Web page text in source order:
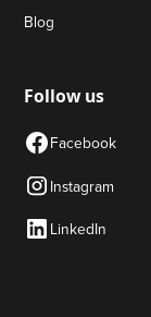
Blog
Follow us
Facebook
Instagram
LinkedIn